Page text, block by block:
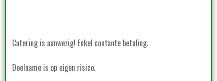
Catering is aanwezig! Enkel contante betaling.
Deelname is op eigen risico.